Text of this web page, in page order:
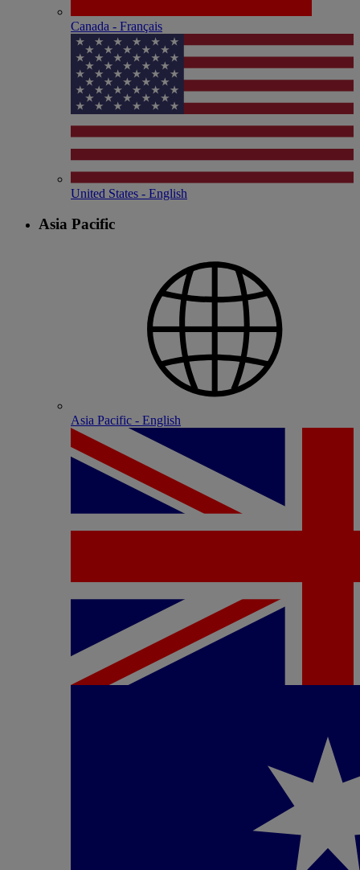
Canada - Français
United States - English
Asia Pacific
Asia Pacific - English